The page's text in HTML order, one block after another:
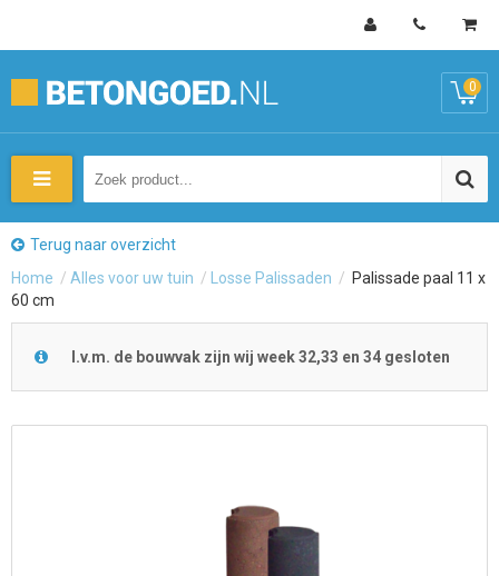
0
Terug naar overzicht
Home / Alles voor uw tuin / Losse Palissaden / Palissade paal 11 x
60 cm
I.v.m. de bouwvak zijn wij week 32,33 en 34 gesloten